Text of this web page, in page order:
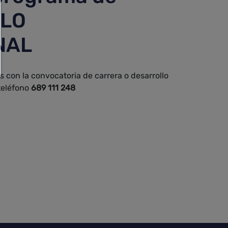
con la convocatoria de carrera o desarrollo
689 111 248